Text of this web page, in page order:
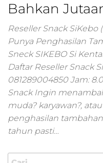
Bahkan
Reseller Snack
Punya Penghasilan
Sneck SIKEBO Si
Daftar Reseller Snack
081289004850 Jam:
Snack Ingin
muda? karyawan?,
penghasilan
tahun pasti…